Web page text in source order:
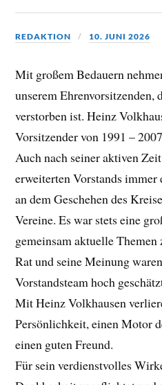
REDAKTION 10. JUNI 2026
Mit großem Bedauern
unserem Ehrenvorsitzenden,
verstorben ist. Heinz
Vorsitzender von 1991 –
Auch nach seiner aktiven
erweiterten Vorstands
an dem Geschehen des
Vereine. Es war stets eine
gemeinsam aktuelle
Rat und seine Meinung
Vorstandsteam hoch
Mit Heinz Volkhausen
Persönlichkeit, einen Motor
einen guten Freund.
Für sein verdienstvolles